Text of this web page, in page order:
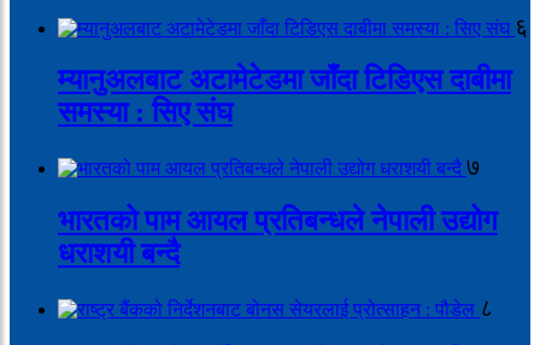
६
म्यानुअलबाट अटामेटेडमा जाँदा टिडिएस दाबीमा
समस्या : सिए संघ
७
भारतको पाम आयल प्रतिबन्धले नेपाली उद्योग
धराशयी बन्दै
८